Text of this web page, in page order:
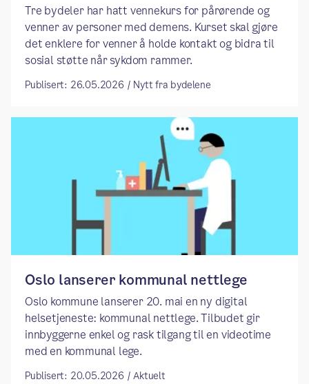
Tre bydeler har hatt vennekurs for pårørende og
venner av personer med demens. Kurset skal gjøre
det enklere for venner å holde kontakt og bidra til
sosial støtte når sykdom rammer.
Publisert: 26.05.2026 / Nytt fra bydelene
Oslo lanserer kommunal nettlege
​​Oslo kommune lanserer 20. mai en ny digital
helsetjeneste: kommunal nettlege. Tilbudet gir
innbyggerne enkel og rask tilgang til en videotime
med en kommunal lege.​
Publisert: 20.05.2026 / Aktuelt